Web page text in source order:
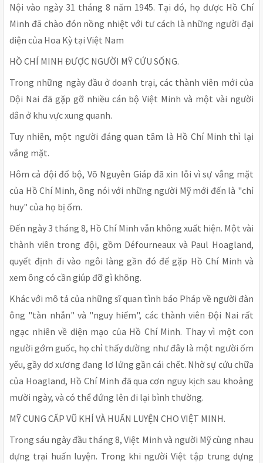
Nội vào ngày 31 tháng 8 năm 1945. Tại đó, họ được Hồ Chí
Minh đã chào đón nồng nhiệt với tư cách là những người đại
diện của Hoa Kỳ tại Việt Nam
HỒ CHÍ MINH ĐƯỢC NGƯỜI MỸ CỨU SỐNG.
Trong những ngày đầu ở doanh trại, các thành viên mới của
Đội Nai đã gặp gỡ nhiều cán bộ Việt Minh và một vài người
dân ở khu vực xung quanh.
Tuy nhiên, một người đáng quan tâm là Hồ Chí Minh thì lại
vắng mặt.
Hôm cả đội đổ bộ, Võ Nguyên Giáp đã xin lỗi vì sự vắng mặt
của Hồ Chí Minh, ông nói với những người Mỹ mới đến là "chỉ
huy" của họ bị ốm.
Đến ngày 3 tháng 8, Hồ Chí Minh vẫn không xuất hiện. Một vài
thành viên trong đội, gồm Défourneaux và Paul Hoagland,
quyết định đi vào ngôi làng gần đó để gặp Hồ Chí Minh và
xem ông có cần giúp đỡ gì không.
Khác với mô tả của những sĩ quan tình báo Pháp về người đàn
ông "tàn nhẫn" và "nguy hiểm", các thành viên Đội Nai rất
ngạc nhiên về diện mạo của Hồ Chí Minh. Thay vì một con
người gớm guốc, họ chỉ thấy dường như đây là một người ốm
yếu, gầy dơ xương đang lơ lửng gần cái chết. Nhờ sự cứu chữa
của Hoagland, Hồ Chí Minh đã qua cơn nguy kịch sau khoảng
mười ngày, và có thể đứng lên đi lại bình thường.
MỸ CUNG CẤP VŨ KHÍ VÀ HUẤN LUYỆN CHO VIỆT MINH.
Trong sáu ngày đầu tháng 8, Việt Minh và người Mỹ cùng nhau
dựng trại huấn luyện. Trong khi người Việt tập trung dựng